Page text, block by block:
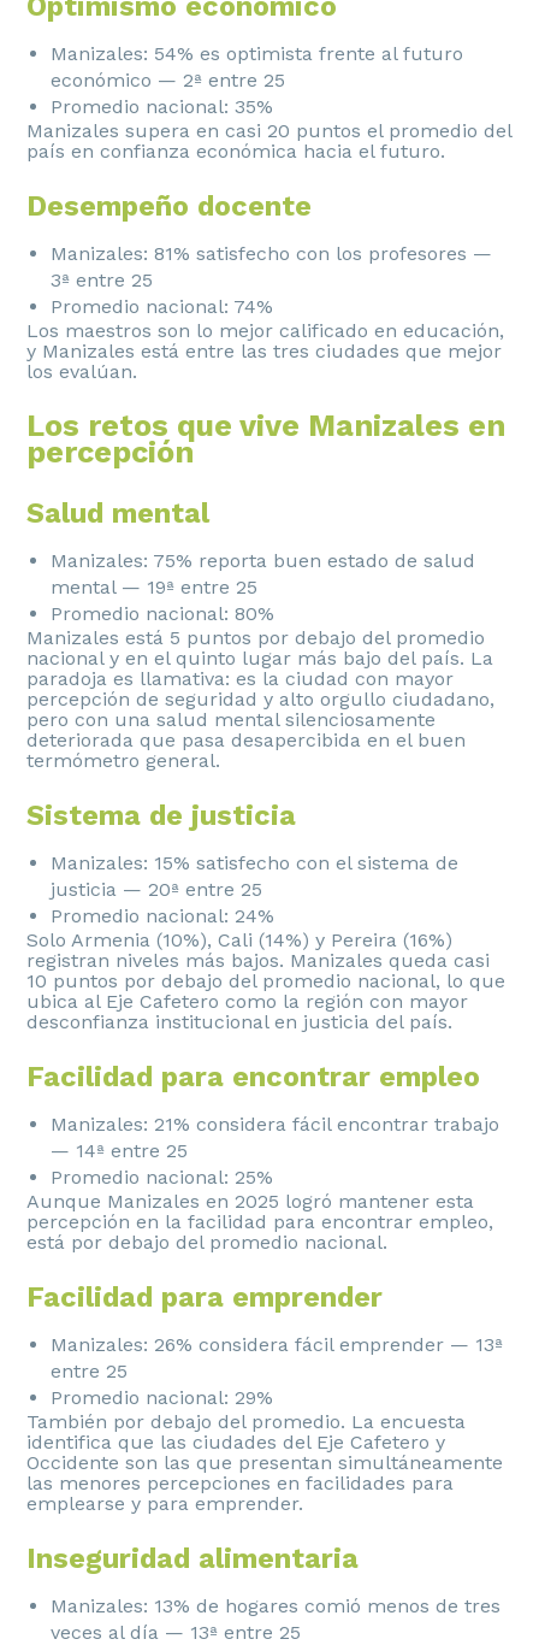
Manizales: 54% es optimista frente al futuro
económico — 2ª entre 25
Promedio nacional: 35%
Manizales supera en casi 20 puntos el promedio del
país en confianza económica hacia el futuro.
Desempeño docente
Manizales: 81% satisfecho con los profesores —
3ª entre 25
Promedio nacional: 74%
Los maestros son lo mejor calificado en educación,
y Manizales está entre las tres ciudades que mejor
los evalúan.
Los retos que vive Manizales en
percepción
Salud mental
Manizales: 75% reporta buen estado de salud
mental — 19ª entre 25
Promedio nacional: 80%
Manizales está 5 puntos por debajo del promedio
nacional y en el quinto lugar más bajo del país. La
paradoja es llamativa: es la ciudad con mayor
percepción de seguridad y alto orgullo ciudadano,
pero con una salud mental silenciosamente
deteriorada que pasa desapercibida en el buen
termómetro general.
Sistema de justicia
Manizales: 15% satisfecho con el sistema de
justicia — 20ª entre 25
Promedio nacional: 24%
Solo Armenia (10%), Cali (14%) y Pereira (16%)
registran niveles más bajos. Manizales queda casi
10 puntos por debajo del promedio nacional, lo que
ubica al Eje Cafetero como la región con mayor
desconfianza institucional en justicia del país.
Facilidad para encontrar empleo
Manizales: 21% considera fácil encontrar trabajo
— 14ª entre 25
Promedio nacional: 25%
Aunque Manizales en 2025 logró mantener esta
percepción en la facilidad para encontrar empleo,
está por debajo del promedio nacional.
Facilidad para emprender
Manizales: 26% considera fácil emprender — 13ª
entre 25
Promedio nacional: 29%
También por debajo del promedio. La encuesta
identifica que las ciudades del Eje Cafetero y
Occidente son las que presentan simultáneamente
las menores percepciones en facilidades para
emplearse y para emprender.
Inseguridad alimentaria
Manizales: 13% de hogares comió menos de tres
veces al día — 13ª entre 25